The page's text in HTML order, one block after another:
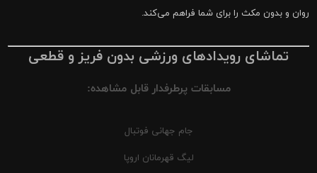
روان و بدون مکث را برای شما فراهم می‌کند.
تماشای رویدادهای ورزشی بدون فریز و قطعی
مسابقات پرطرفدار قابل مشاهده:
جام جهانی فوتبال
لیگ قهرمانان اروپا